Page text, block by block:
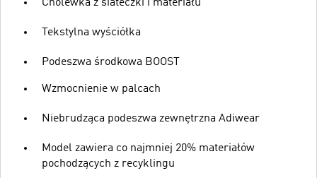
Cholewka z siateczki i materiału
Tekstylna wyściółka
Podeszwa środkowa BOOST
Wzmocnienie w palcach
Niebrudząca podeszwa zewnętrzna Adiwear
Model zawiera co najmniej 20% materiałów
pochodzących z recyklingu